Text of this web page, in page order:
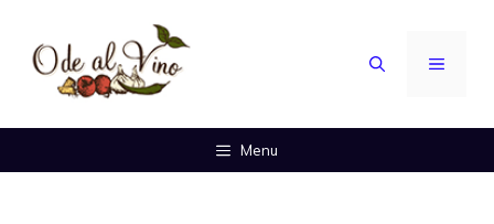
contenuto
MENU
Menu